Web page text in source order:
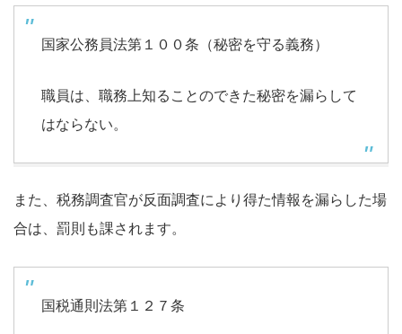
国家公務員法第１００条（秘密を守る義務）
職員は、職務上知ることのできた秘密を漏らして
はならない。
また、税務調査官が反面調査により得た情報を漏らした場
合は、罰則も課されます。
国税通則法第１２７条